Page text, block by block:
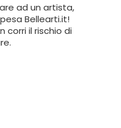
ad un artista,
Bellearti.it!
corri il rischio di